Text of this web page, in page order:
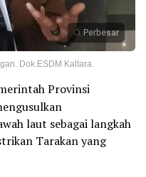
Perbesar
Dok.ESDM Kaltara.
Provinsi
laut sebagai langkah
Tarakan yang